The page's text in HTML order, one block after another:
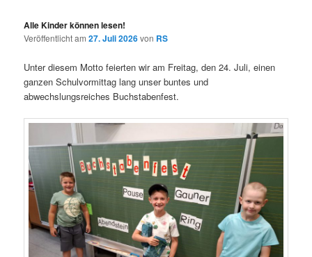
Alle Kinder können lesen!
Veröffentlicht am27. Juli 2026von RS
Unter diesem Motto feierten wir am Freitag, den 24. Juli, einen
ganzen Schulvormittag lang unser buntes und
abwechslungsreiches Buchstabenfest.